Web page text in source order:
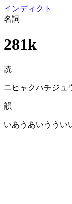
インディクト
名詞
281k
読
ニヒャクハチジュ
韻
いあうあいううい